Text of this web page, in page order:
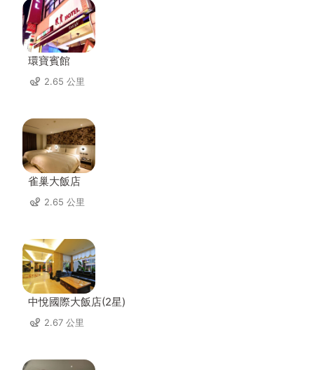
環寶賓館
2.65 公里
雀巢大飯店
2.65 公里
中悅國際大飯店(2星)
2.67 公里